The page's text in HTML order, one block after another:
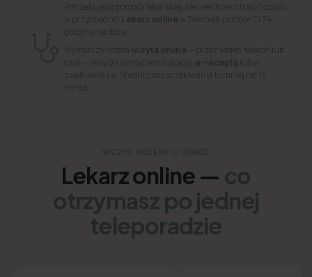
Potrzebujesz pomocy lekarskiej, ale nie chcesz tracić czasu
w przychodni? Lekarz online w Telemedi pomoże Ci 24
godziny na dobę.
Wystarczy krótka wizyta online — przez wideo, telefon lub
czat — żeby otrzymać konsultację, e-receptę lub e-
zwolnienie L4. Średni czas oczekiwania to mniej niż 15
minut.
W CZYM MOŻEMY CI POMÓC
Lekarz online — co
otrzymasz po jednej
teleporadzie